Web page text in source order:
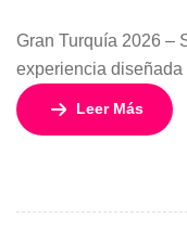
Gran Turquía 2026 –
experiencia
fondo la historia,
destino fascinante.
naturales. Las
Leer Más